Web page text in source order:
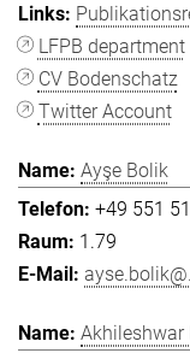
LFPB department
CV Bodenschatz
Twitter Account
Ayşe Bolik
+49 551
1.79
Akhileshwar